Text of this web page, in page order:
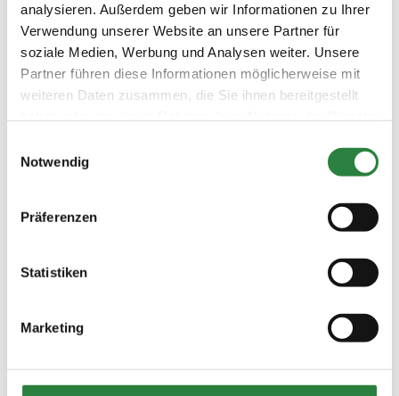
analysieren. Außerdem geben wir Informationen zu Ihrer
Verwendung unserer Website an unsere Partner für
soziale Medien, Werbung und Analysen weiter. Unsere
Partner führen diese Informationen möglicherweise mit
weiteren Daten zusammen, die Sie ihnen bereitgestellt
Notwendig
Präferenzen
Statistiken
Marketing
Auf der breiten, hellen Stallgasse können die Pferde auch
Sonderehrenpreis Reitverein
Gemeinsam mit viel Herzblut
Pachtvertrag gekündigt wurde, standen die
Verein diese Boxen nicht mehr pachten konnte,
Einschnitt Wunder bewirken. Ein benachbarter